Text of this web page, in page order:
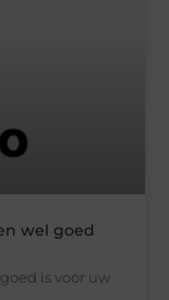
wel goed
is voor uw